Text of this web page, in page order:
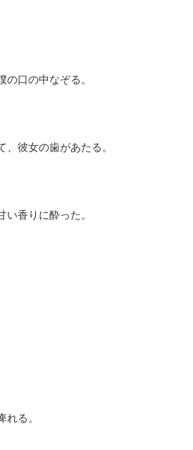
口の中なぞる。
彼女の歯があたる。
香りに酔った。
る。